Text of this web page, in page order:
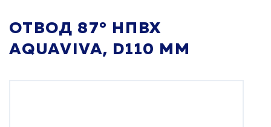
ОТВОД 87° НПВХ
AQUAVIVA, D110 ММ